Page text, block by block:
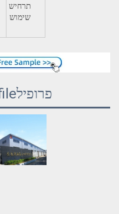
תרחיש
שימוש
פרופילrofile של החברה